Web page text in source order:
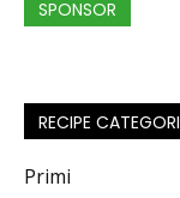
SPONSOR
RECIPE
Primi